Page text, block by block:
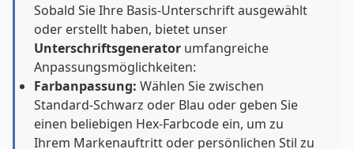
Sobald Sie Ihre Basis-Unterschrift ausgewählt
oder erstellt haben, bietet unser
Unterschriftsgenerator umfangreiche
Anpassungsmöglichkeiten:
Farbanpassung: Wählen Sie zwischen
Standard-Schwarz oder Blau oder geben Sie
einen beliebigen Hex-Farbcode ein, um zu
Ihrem Markenauftritt oder persönlichen Stil zu